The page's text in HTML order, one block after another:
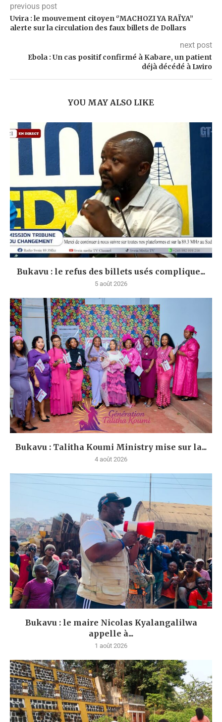
previous post
Uvira : le mouvement citoyen ‘’MACHOZI YA RAÏYA’’
alerte sur la circulation des faux billets de Dollars
next post
Ebola : Un cas positif confirmé à Kabare, un patient
déjà décédé à Lwiro
YOU MAY ALSO LIKE
Bukavu : le refus des billets usés complique...
5 août 2026
Bukavu : Talitha Koumi Ministry mise sur la...
4 août 2026
Bukavu : le maire Nicolas Kyalangalilwa
appelle à...
1 août 2026